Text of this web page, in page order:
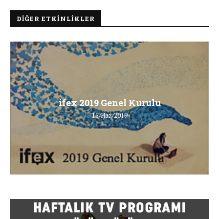
DIĞER ETKINLIKLER
ifex 2019 Genel Kurulu
15/Haz/2019